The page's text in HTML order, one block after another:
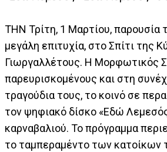
ΤΗΝ Τρίτη, 1 Μαρτίου, παρουσία
μεγάλη επιτυχία, στο Σπίτι
Γιωργαλλέτους. Η Μορφωτικός
παρευρισκομένους και στη
τραγούδια τους, το κοινό σε
τον ψηφιακό δίσκο «Εδώ
καρναβαλιού. Το πρόγραμμα
το ταμπεραμέντο των κατοίκων